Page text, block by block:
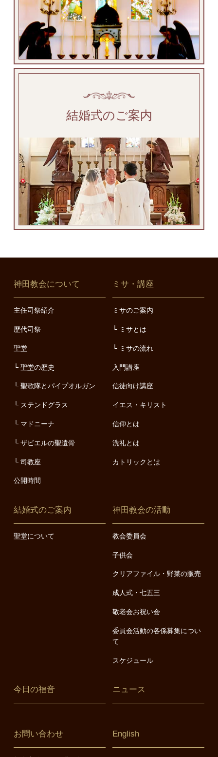
結婚式のご案内
神田教会について
主任司祭紹介
歴代司祭
聖堂
聖堂の歴史
聖歌隊とパイプオルガン
ステンドグラス
マドニーナ
ザビエルの聖遺骨
司教座
公開時間
ミサ・講座
ミサのご案内
ミサとは
ミサの流れ
入門講座
信徒向け講座
イエス・キリスト
信仰とは
洗礼とは
カトリックとは
結婚式のご案内
聖堂について
神田教会の活動
教会委員会
子供会
クリアファイル・野菜の販売
成人式・七五三
敬老会お祝い会
委員会活動の各係募集につい
て
スケジュール
今日の福音 ニュース
お問い合わせ English